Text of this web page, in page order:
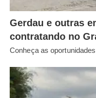
Gerdau e outras
contratando no
Conheça as